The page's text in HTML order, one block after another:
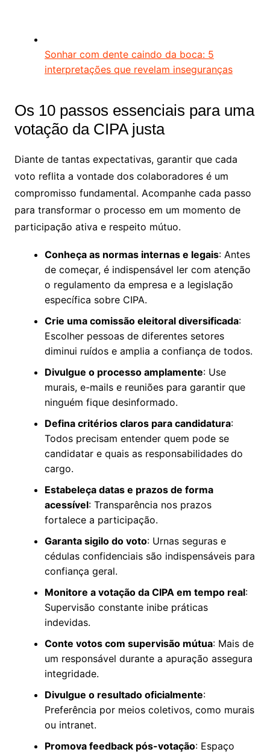
Sonhar com dente caindo da boca: 5
interpretações que revelam inseguranças
Os 10 passos essenciais para uma
votação da CIPA justa
Diante de tantas expectativas, garantir que cada
voto reflita a vontade dos colaboradores é um
compromisso fundamental. Acompanhe cada passo
para transformar o processo em um momento de
participação ativa e respeito mútuo.
Conheça as normas internas e legais: Antes
de começar, é indispensável ler com atenção
o regulamento da empresa e a legislação
específica sobre CIPA.
Crie uma comissão eleitoral diversificada:
Escolher pessoas de diferentes setores
diminui ruídos e amplia a confiança de todos.
Divulgue o processo amplamente: Use
murais, e-mails e reuniões para garantir que
ninguém fique desinformado.
Defina critérios claros para candidatura:
Todos precisam entender quem pode se
candidatar e quais as responsabilidades do
cargo.
Estabeleça datas e prazos de forma
acessível: Transparência nos prazos
fortalece a participação.
Garanta sigilo do voto: Urnas seguras e
cédulas confidenciais são indispensáveis para
confiança geral.
Monitore a votação da CIPA em tempo real:
Supervisão constante inibe práticas
indevidas.
Conte votos com supervisão mútua: Mais de
um responsável durante a apuração assegura
integridade.
Divulgue o resultado oficialmente:
Preferência por meios coletivos, como murais
ou intranet.
Promova feedback pós-votação: Espaço